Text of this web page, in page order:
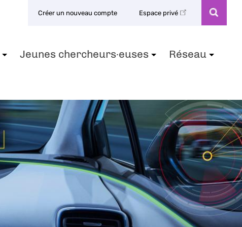
Créer un nouveau compte Espace privé
Jeunes chercheurs·euses Réseau